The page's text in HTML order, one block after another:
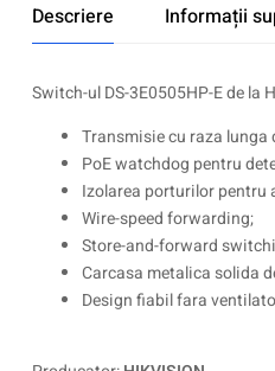
Descriere Informații
Switch-ul DS-3E0505HP-E de
Transmisie cu raza lunga
PoE watchdog pentru
Izolarea porturilor
Wire-speed forwarding;
Store-and-forward
Carcasa metalica solida
Design fiabil fara